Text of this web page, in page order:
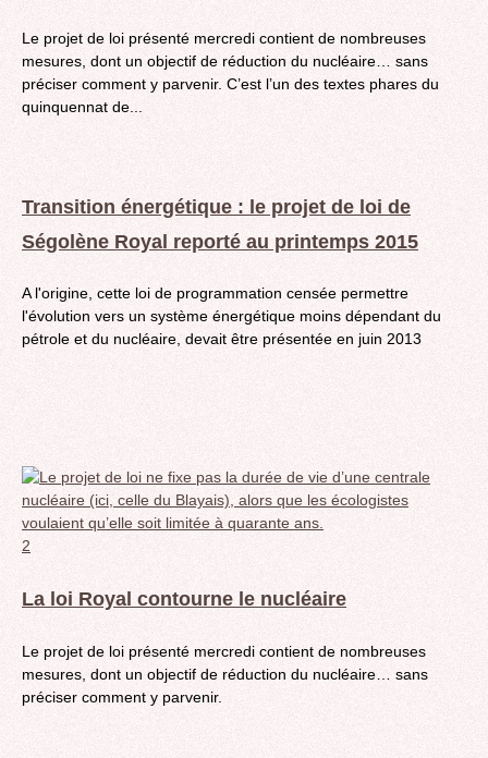
Le projet de loi présenté mercredi contient de nombreuses
mesures, dont un objectif de réduction du nucléaire… sans
préciser comment y parvenir. C’est l’un des textes phares du
quinquennat de...
Transition énergétique : le projet de loi de
Ségolène Royal reporté au printemps 2015
A l'origine, cette loi de programmation censée permettre
l'évolution vers un système énergétique moins dépendant du
pétrole et du nucléaire, devait être présentée en juin 2013
2
La loi Royal contourne le nucléaire
Le projet de loi présenté mercredi contient de nombreuses
mesures, dont un objectif de réduction du nucléaire… sans
préciser comment y parvenir.